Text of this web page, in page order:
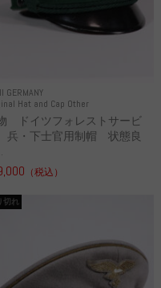
GERMANY
Hat and Cap Other
ドイツフォレストサービ
・下士官用制帽 状態良
（税込）
切れ